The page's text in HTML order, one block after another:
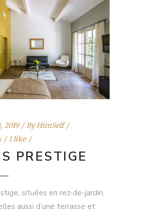
2019 ByHimSelf
1 like
PRESTIGE
situées en rez-de-jardin,
aussi d’une terrasse et